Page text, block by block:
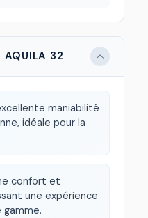
AQUILA 32
maniabilité
idéale pour la
confort et
une expérience